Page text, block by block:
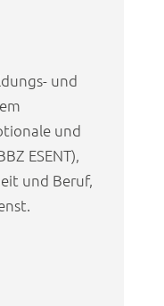
und
und
ESENT),
und Beruf,